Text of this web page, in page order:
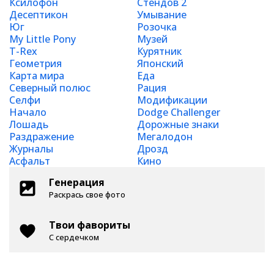
Десептикон
Умывание
Юг
Розочка
My Little Pony
Музей
T-Rex
Курятник
Геометрия
Японский
Карта мира
Еда
Северный полюс
Рация
Селфи
Модификации
Начало
Dodge Challenger
Лошадь
Дорожные знаки
Раздражение
Мегалодон
Журналы
Дрозд
Асфальт
Кино
Генерация
Раскрась свое фото
Твои фавориты
С сердечком